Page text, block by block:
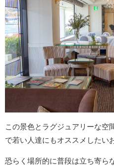
この景色とラグジュアリーな空
で若い人達にもオススメしたい
恐らく場所的に普段は立ち寄ら